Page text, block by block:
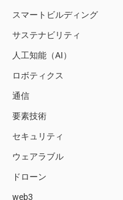
スマートビルディング
サステナビリティ
人工知能（AI）
ロボティクス
通信
要素技術
セキュリティ
ウェアラブル
ドローン
web3